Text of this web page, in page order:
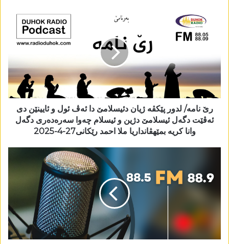
رێ نامە/ لدور پێکڤە ژیان دئیسلامێ دا ئەڤ ئول و ئایینێن دی
ئەڤێت دگەل ئیسلامێ دژین و ئیسلام چەوا سەرەدەری دگەل
وانا کریە بمێھڤانداریا ملا احمد رێکانی27-4-2025